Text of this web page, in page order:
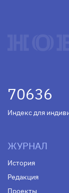
70636
Индекс для
ЖУРНАЛ
История
Редакция
Проекты